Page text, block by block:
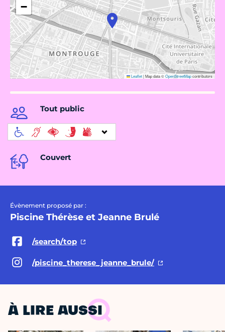
−
Leaflet|Map data ©OpenStreetMapcontributors
Tout public
Couvert
Évènement proposé par :
Piscine Thérèse et Jeanne Brulé
/search/top
/piscine_therese_jeanne_brule/
À LIRE AUSSI